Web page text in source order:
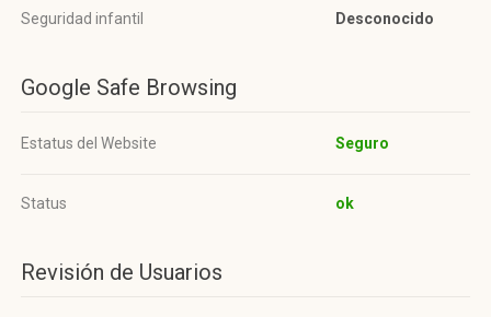
Seguridad infantil Desconocido
Google Safe Browsing
Estatus del Website Seguro
Status ok
Revisión de Usuarios